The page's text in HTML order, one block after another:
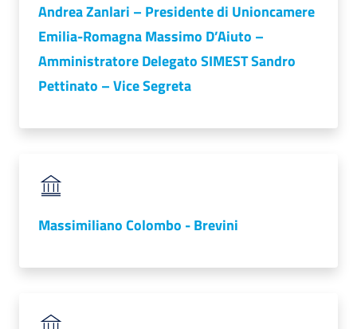
Andrea Zanlari – Presidente di Unioncamere
Emilia-Romagna Massimo D’Aiuto –
Amministratore Delegato SIMEST Sandro
Pettinato – Vice Segreta
Massimiliano Colombo - Brevini